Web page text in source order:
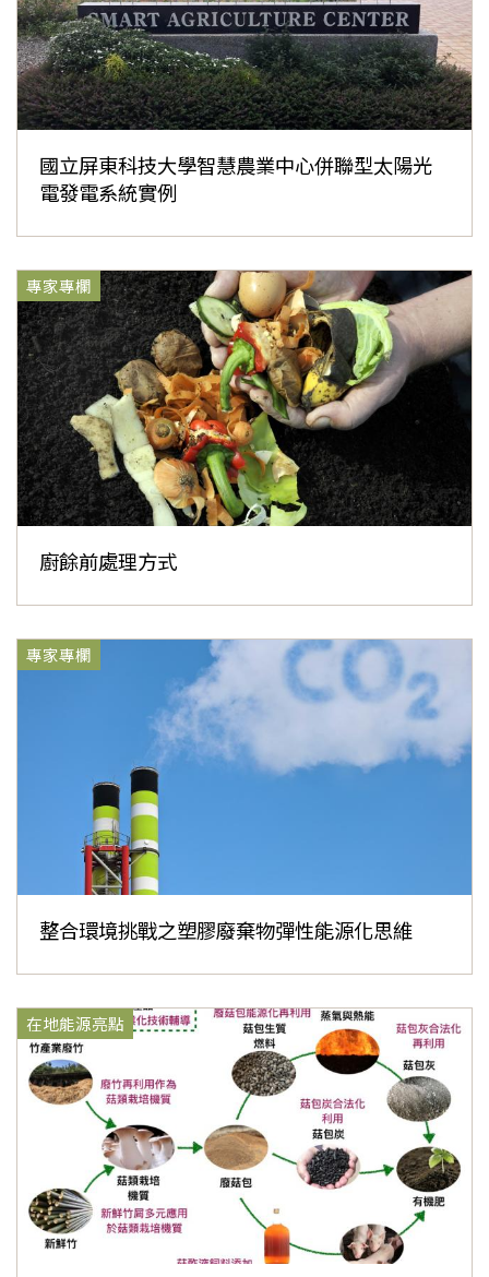
國立屏東科技大學智慧農業中心併聯型太陽光
電發電系統實例
專家專欄
廚餘前處理方式
專家專欄
整合環境挑戰之塑膠廢棄物彈性能源化思維
在地能源亮點